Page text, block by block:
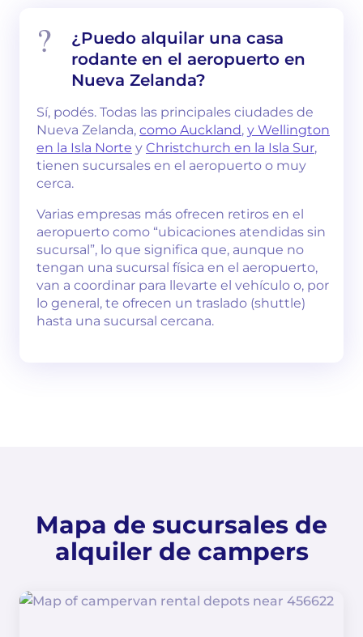
¿Puedo alquilar una casa
rodante en el aeropuerto en
Nueva Zelanda?
Sí, podés. Todas las principales ciudades de
Nueva Zelanda, como Auckland, y Wellington
en la Isla Norte y Christchurch en la Isla Sur,
tienen sucursales en el aeropuerto o muy
cerca.
Varias empresas más ofrecen retiros en el
aeropuerto como “ubicaciones atendidas sin
sucursal”, lo que significa que, aunque no
tengan una sucursal física en el aeropuerto,
van a coordinar para llevarte el vehículo o, por
lo general, te ofrecen un traslado (shuttle)
hasta una sucursal cercana.
Mapa de sucursales de
alquiler de campers